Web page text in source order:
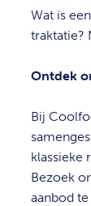
Wat is
traktatie?
Ontdek
Bij
klassieke
Bezoek
aanbod